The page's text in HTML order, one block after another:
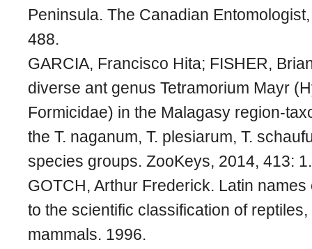
Peninsula. The Canadian
488.
GARCIA, Francisco Hita; FISHER,
diverse ant genus Tetramorium Mayr
Formicidae) in the Malagasy
the T. naganum, T. plesiarum, T.
species groups. ZooKeys, 2014, 413: 1.
GOTCH, Arthur Frederick. Latin
to the scientific classification of
mammals. 1996.